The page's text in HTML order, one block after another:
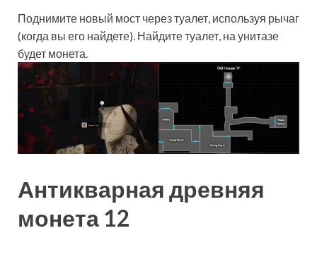
Поднимите новый мост через туалет, используя рычаг
(когда вы его найдете). Найдите туалет, на унитазе
будет монета.
Антикварная древняя
монета 12